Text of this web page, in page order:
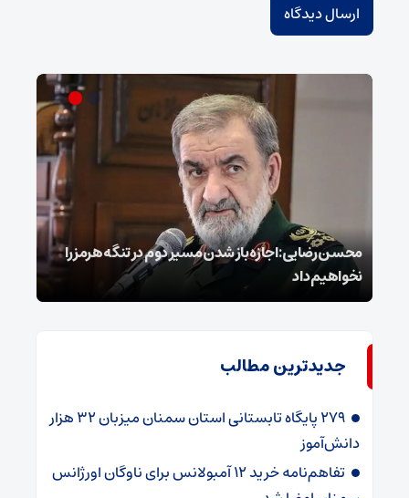
محسن رضایی: اجازه باز شدن مسیر دوم در تنگه هرمز را
نخواهیم داد
جدیدترین مطالب
۲۷۹ پایگاه تابستانی استان سمنان میزبان ۳۲ هزار
دانش‌آموز
تفاهم‌نامه خرید ۱۲ آمبولانس برای ناوگان اورژانس